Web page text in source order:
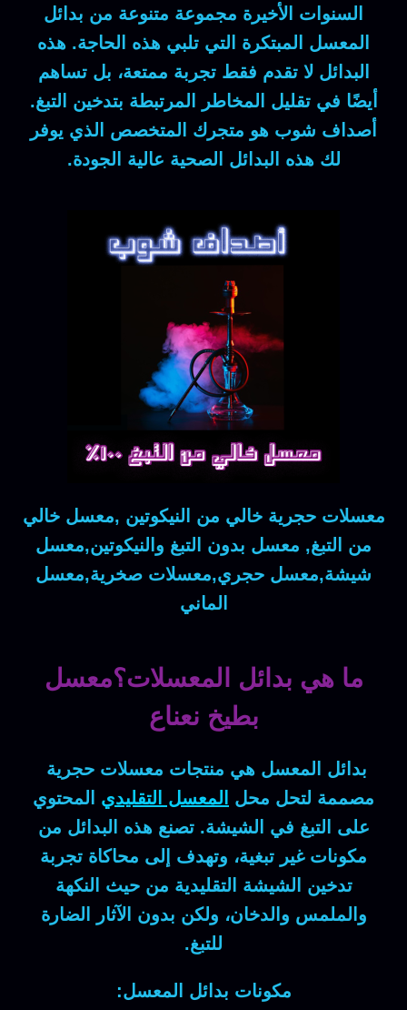
السنوات الأخيرة مجموعة متنوعة من بدائل
المعسل المبتكرة التي تلبي هذه الحاجة. هذه
البدائل لا تقدم فقط تجربة ممتعة، بل تساهم
أيضًا في تقليل المخاطر المرتبطة بتدخين التبغ.
أصداف شوب هو متجرك المتخصص الذي يوفر
لك هذه البدائل الصحية عالية الجودة.
معسلات حجرية خالي من النيكوتين ,معسل خالي
من التبغ, معسل بدون التبغ والنيكوتين,معسل
شيشة,معسل حجري,معسلات صخرية,معسل
الماني
ما هي بدائل المعسلات؟معسل
بطيخ نعناع
بدائل المعسل هي منتجات معسلات حجرية
مصممة لتحل محل
المعسل التقليدي المحتوي
على التبغ في الشيشة. تصنع هذه البدائل من
مكونات غير تبغية، وتهدف إلى محاكاة تجربة
تدخين الشيشة التقليدية من حيث النكهة
والملمس والدخان، ولكن بدون الآثار الضارة
للتبغ.
مكونات بدائل المعسل: